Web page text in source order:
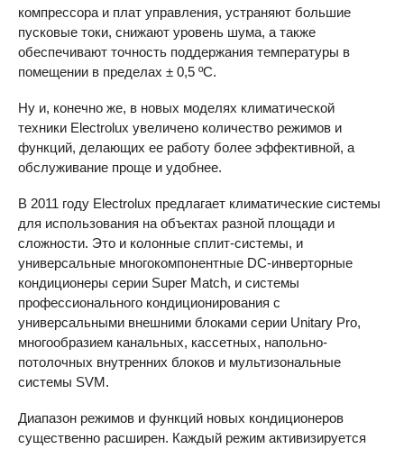
компрессора и плат управления, устраняют большие
пусковые токи, снижают уровень шума, а также
обеспечивают точность поддержания температуры в
помещении в пределах ± 0,5 ºС.
Ну и, конечно же, в новых моделях климатической
техники Electrolux увеличено количество режимов и
функций, делающих ее работу более эффективной, а
обслуживание проще и удобнее.
В 2011 году Electrolux предлагает климатические системы
для использования на объектах разной площади и
сложности. Это и колонные сплит-системы, и
универсальные многокомпонентные DC-инверторные
кондиционеры серии Super Match, и системы
профессионального кондиционирования с
универсальными внешними блоками серии Unitary Pro,
многообразием канальных, кассетных, напольно-
потолочных внутренних блоков и мультизональные
системы SVM.
Диапазон режимов и функций новых кондиционеров
существенно расширен. Каждый режим активизируется